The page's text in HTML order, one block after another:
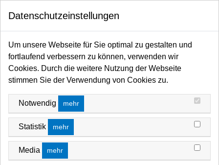
Startseite
LED
ARRI Orbiter / LED ARRI Netzkabel & Daisy Chain Netzkabel
ARRI NETZKABEL & DAISY CHAIN
NETZKABEL
FILTERN NACH Name Z A
Keine Ergebnisse
Wir konnten keine Übereinstimmung für diese Filter
finden.
Bitte versuchen Sie eine andere Wahl.
Datenschutzeinstellungen
Um unsere Webseite für Sie optimal zu gestalten und
fortlaufend verbessern zu können, verwenden wir
Cookies. Durch die weitere Nutzung der Webseite
stimmen Sie der Verwendung von Cookies zu.
Notwendig mehr
Statistik mehr
Media mehr